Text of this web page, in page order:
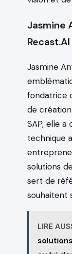
Jasmine
Recast.AI
Jasmine
fondatrice
de
SAP, elle a
technique
solutions
sert de
souhaitent
LIRE